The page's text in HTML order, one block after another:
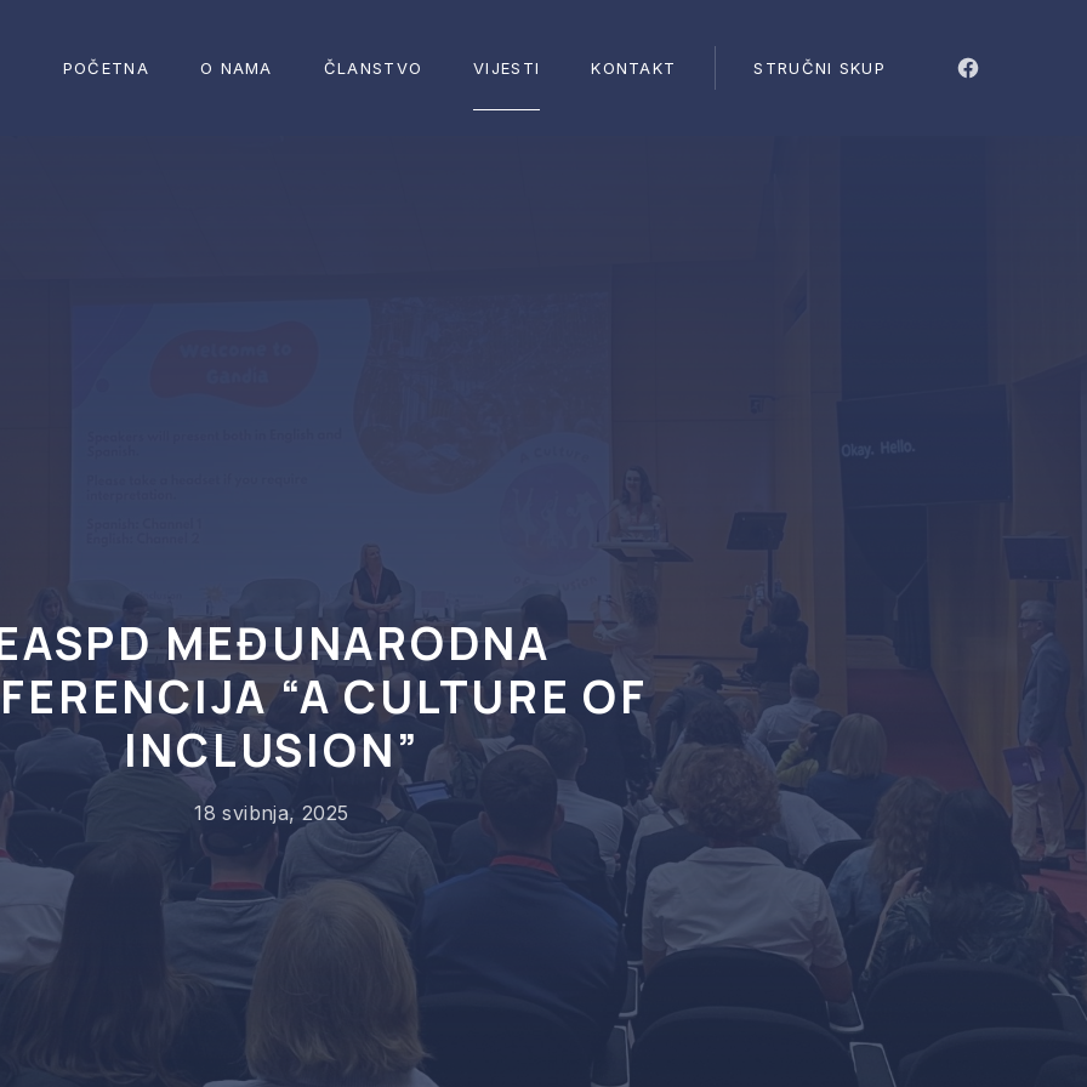
POČETNA O NAMA ČLANSTVO VIJESTI KONTAKT STRUČNI SKUP
New
MEĐUNARODNA
“A CULTURE OF
INCLUSION”
18 svibnja, 2025